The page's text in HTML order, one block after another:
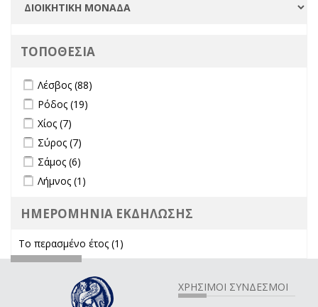
ΤΟΠΟΘΕΣΙΑ
Apply Λέσβος filter
Λέσβος (88)
Apply Ρόδος filter
Ρόδος (19)
Apply Χίος filter
Χίος (7)
Apply Σύρος filter
Σύρος (7)
Apply Σάμος filter
Σάμος (6)
Apply Λήμνος filter
Λήμνος (1)
ΗΜΕΡΟΜΗΝΙΑ ΕΚΔΗΛΩΣΗΣ
Το περασμένο έτος (1)
ΧΡΗΣΙΜΟΙ ΣΥΝΔΕΣΜΟΙ